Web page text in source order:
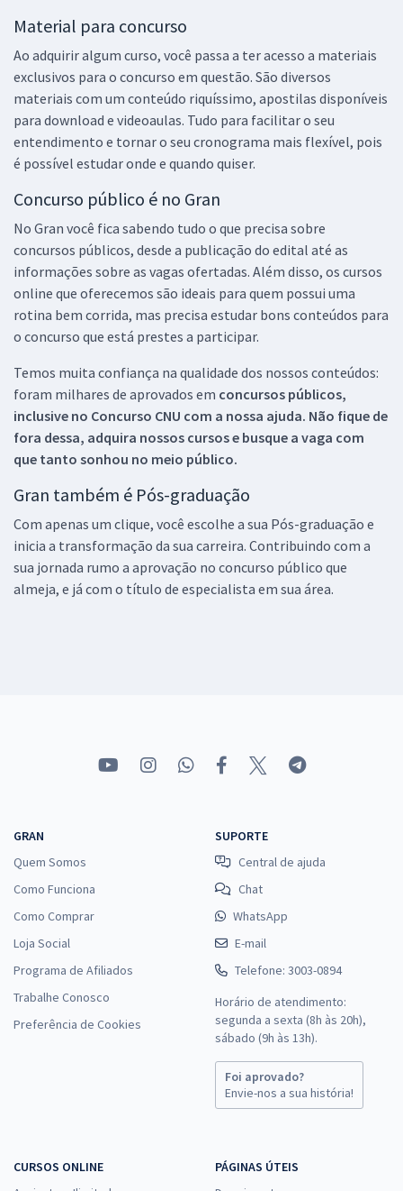
Material para concurso
Ao adquirir algum curso, você passa a ter acesso a materiais
exclusivos para o concurso em questão. São diversos
materiais com um conteúdo riquíssimo, apostilas disponíveis
para download e videoaulas. Tudo para facilitar o seu
entendimento e tornar o seu cronograma mais flexível, pois
é possível estudar onde e quando quiser.
Concurso público é no Gran
No Gran você fica sabendo tudo o que precisa sobre
concursos públicos, desde a publicação do edital até as
informações sobre as vagas ofertadas. Além disso, os cursos
online que oferecemos são ideais para quem possui uma
rotina bem corrida, mas precisa estudar bons conteúdos para
o concurso que está prestes a participar.
Temos muita confiança na qualidade dos nossos conteúdos:
foram milhares de aprovados em concursos públicos,
inclusive no Concurso CNU com a nossa ajuda. Não fique de
fora dessa, adquira nossos cursos e busque a vaga com
que tanto sonhou no meio público.
Gran também é Pós-graduação
Com apenas um clique, você escolhe a sua Pós-graduação e
inicia a transformação da sua carreira. Contribuindo com a
sua jornada rumo a aprovação no concurso público que
almeja, e já com o título de especialista em sua área.
GRAN
Quem Somos
Como Funciona
Como Comprar
Loja Social
Programa de Afiliados
Trabalhe Conosco
Preferência de Cookies
SUPORTE
Central de ajuda
Chat
WhatsApp
E-mail
Telefone: 3003-0894
Horário de atendimento:
segunda a sexta (8h às 20h),
sábado (9h às 13h).
Foi aprovado?
Envie-nos a sua história!
CURSOS ONLINE
PÁGINAS ÚTEIS